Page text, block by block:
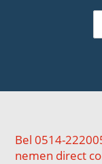
Bel 0514-
nemen direct